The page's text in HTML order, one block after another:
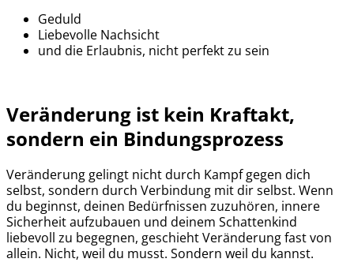
Geduld
Liebevolle Nachsicht
und die Erlaubnis, nicht perfekt zu sein
Veränderung ist kein Kraftakt,
sondern ein Bindungsprozess
Veränderung gelingt nicht durch Kampf gegen dich
selbst, sondern durch Verbindung mit dir selbst. Wenn
du beginnst, deinen Bedürfnissen zuzuhören, innere
Sicherheit aufzubauen und deinem Schattenkind
liebevoll zu begegnen, geschieht Veränderung fast von
allein. Nicht, weil du musst. Sondern weil du kannst.